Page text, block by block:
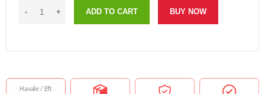
ADD TO CART BUY NOW